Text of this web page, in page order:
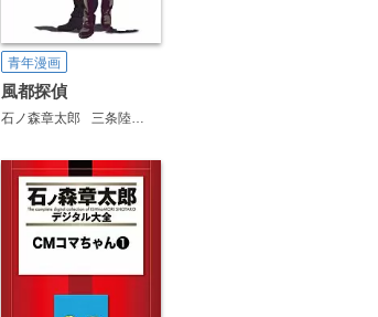
青年漫画
風都探偵
石ノ森章太郎 三条陸